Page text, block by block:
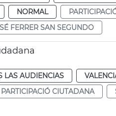
NORMAL
FERRER SAN SEGUNDO
LAS AUDIENCIAS
PARTICIPACIÓ CIUTADANA